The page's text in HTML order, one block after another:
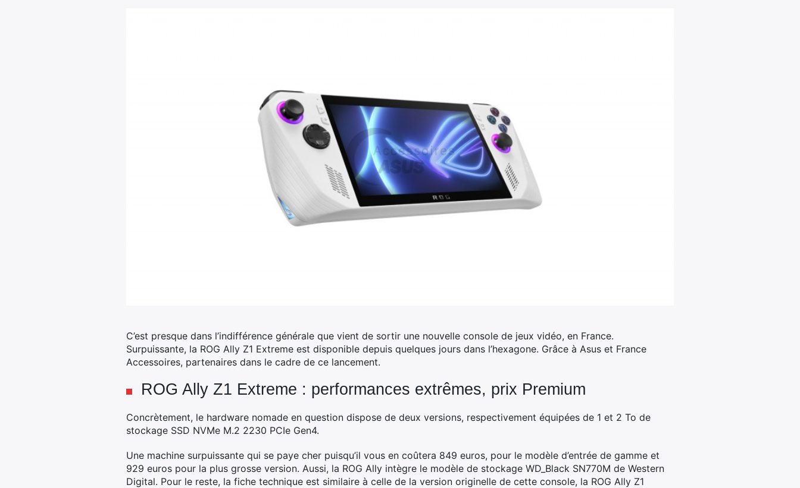
C’est presque dans l’indifférence générale que vient de sortir une nouvelle console de jeux vidéo, en France.
Surpuissante, la ROG Ally Z1 Extreme est disponible depuis quelques jours dans l’hexagone. Grâce à Asus et France
Accessoires, partenaires dans le cadre de ce lancement.
ROG Ally Z1 Extreme : performances extrêmes, prix Premium
Concrètement, le hardware nomade en question dispose de deux versions, respectivement équipées de 1 et 2 To de
stockage SSD NVMe M.2 2230 PCIe Gen4.
Une machine surpuissante qui se paye cher puisqu’il vous en coûtera 849 euros, pour le modèle d’entrée de gamme et
929 euros pour la plus grosse version. Aussi, la ROG Ally intègre le modèle de stockage WD_Black SN770M de Western
Digital. Pour le reste, la fiche technique est similaire à celle de la version originelle de cette console, la ROG Ally Z1